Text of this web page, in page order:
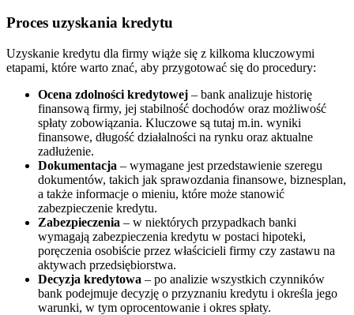
Proces uzyskania kredytu
Uzyskanie kredytu dla firmy wiąże się z kilkoma kluczowymi
etapami, które warto znać, aby przygotować się do procedury:
Ocena zdolności kredytowej – bank analizuje historię
finansową firmy, jej stabilność dochodów oraz możliwość
spłaty zobowiązania. Kluczowe są tutaj m.in. wyniki
finansowe, długość działalności na rynku oraz aktualne
zadłużenie.
Dokumentacja – wymagane jest przedstawienie szeregu
dokumentów, takich jak sprawozdania finansowe, biznesplan,
a także informacje o mieniu, które może stanowić
zabezpieczenie kredytu.
Zabezpieczenia – w niektórych przypadkach banki
wymagają zabezpieczenia kredytu w postaci hipoteki,
poręczenia osobiście przez właścicieli firmy czy zastawu na
aktywach przedsiębiorstwa.
Decyzja kredytowa – po analizie wszystkich czynników
bank podejmuje decyzję o przyznaniu kredytu i określa jego
warunki, w tym oprocentowanie i okres spłaty.